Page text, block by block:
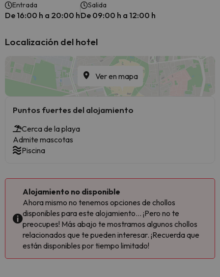
Entrada
De 16:00 h a 20:00 h
Salida
De 09:00 h a 12:00 h
Localización del hotel
Ver en mapa
Puntos fuertes del alojamiento
Cerca de la playa
Admite mascotas
Piscina
Alojamiento no disponible
Ahora mismo no tenemos opciones de chollos
disponibles para este alojamiento... ¡Pero no te
preocupes! Más abajo te mostramos algunos chollos
relacionados que te pueden interesar. ¡Recuerda que
están disponibles por tiempo limitado!